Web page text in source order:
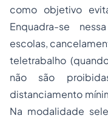
como objetivo
Enquadra-se
escolas,
teletrabalho
não são
distanciamento
Na modalidade